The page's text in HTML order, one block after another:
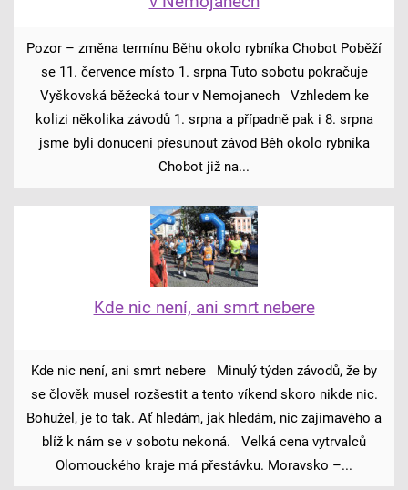
Pozor – změna termínu Běhu okolo rybníka Chobot Poběží
se 11. července místo 1. srpna Tuto sobotu pokračuje
Vyškovská běžecká tour v Nemojanech Vzhledem ke
kolizi několika závodů 1. srpna a případně pak i 8. srpna
jsme byli donuceni přesunout závod Běh okolo rybníka
Chobot již na...
Kde nic není, ani smrt nebere
Kde nic není, ani smrt nebere Minulý týden závodů, že by
se člověk musel rozšestit a tento víkend skoro nikde nic.
Bohužel, je to tak. Ať hledám, jak hledám, nic zajímavého a
blíž k nám se v sobotu nekoná. Velká cena vytrvalců
Olomouckého kraje má přestávku. Moravsko –...